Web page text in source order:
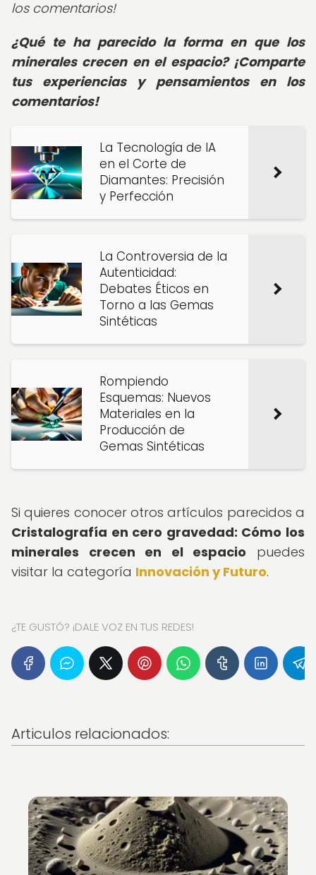
los comentarios!
¿Qué te ha parecido la forma en que los
minerales crecen en el espacio? ¡Comparte
tus experiencias y pensamientos en los
comentarios!
La Tecnología de IA
en el Corte de
Diamantes: Precisión
y Perfección
La Controversia de la
Autenticidad:
Debates Éticos en
Torno a las Gemas
Sintéticas
Rompiendo
Esquemas: Nuevos
Materiales en la
Producción de
Gemas Sintéticas
Si quieres conocer otros artículos parecidos a
Cristalografía en cero gravedad: Cómo los
minerales crecen en el espacio puedes
visitar la categoría Innovación y Futuro.
¿TE GUSTÓ? ¡DALE VOZ EN TUS REDES!
Articulos relacionados: